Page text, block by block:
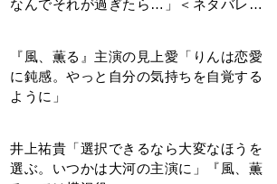
と言われて」
演歌歌手・市川由紀乃「更年期かと思っ
たら〈卵巣がん〉だった。９ヵ月の闘病
を経て復帰。若くして逝った兄の手紙を
＜3人って誰のこと？＞『Tシャツが乾く
まで』水族館で咲子が放った〈何気ない